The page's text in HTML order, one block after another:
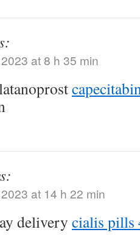
at 8 h 35 min
at 14 h 22 min
delivery cialis pills